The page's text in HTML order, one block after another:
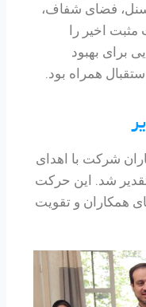
فضای شفاف،
اخیر را
برای بهبود
همراه بود.
شرکت با اهدای
شد. این حرکت
همکاران و تقویت